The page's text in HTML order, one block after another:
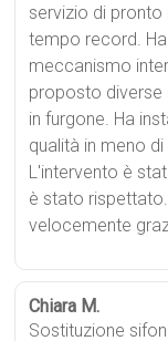
servizio di pronto
tempo record.
meccanismo
proposto diverse
in furgone. Ha
qualità in meno
L'intervento è
è stato
velocemente
Chiara M.
Sostituzione